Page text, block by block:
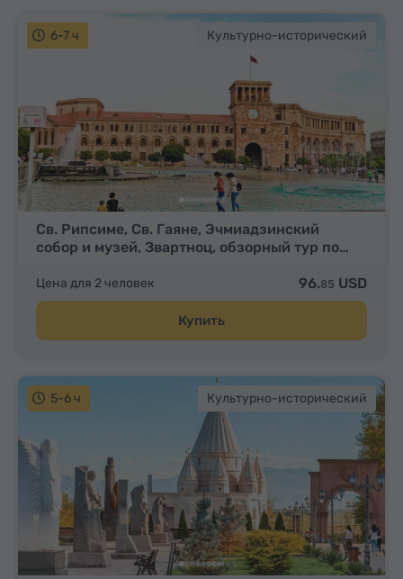
6-7 ч Культурно-исторический
Св. Рипсиме, Св. Гаяне, Эчмиадзинский
собор и музей, Звартноц, обзорный тур по…
Цена для 2 человек 96.85 USD
Купить
5-6 ч Культурно-исторический